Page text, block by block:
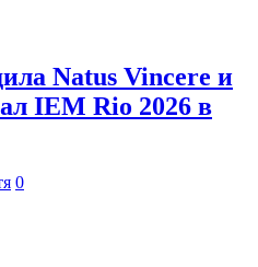
Natus Vincere и
IEM Rio 2026 в
0